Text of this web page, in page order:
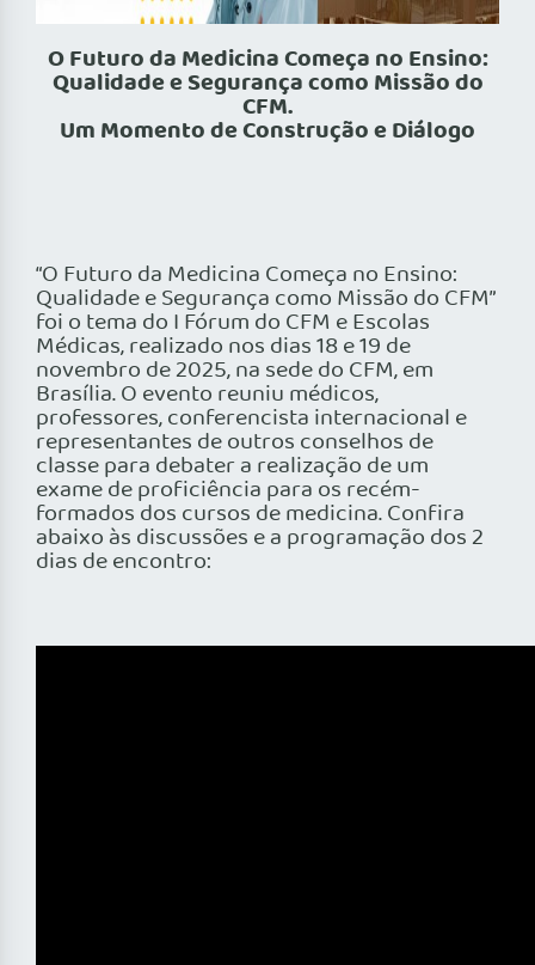
O Futuro da Medicina Começa no Ensino:
Qualidade e Segurança como Missão do
CFM.
Um Momento de Construção e Diálogo
“O Futuro da Medicina Começa no Ensino:
Qualidade e Segurança como Missão do CFM”
foi o tema do I Fórum do CFM e Escolas
Médicas, realizado nos dias 18 e 19 de
novembro de 2025, na sede do CFM, em
Brasília. O evento reuniu médicos,
professores, conferencista internacional e
representantes de outros conselhos de
classe para debater a realização de um
exame de proficiência para os recém-
formados dos cursos de medicina. Confira
abaixo às discussões e a programação dos 2
dias de encontro: